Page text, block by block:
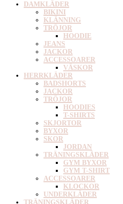
DAMKLÄDER
BIKINI
KLÄNNING
TRÖJOR
HOODIE
JEANS
JACKOR
ACCESSOARER
VÄSKOR
HERRKLÄDER
BADSHORTS
JACKOR
TRÖJOR
HOODIES
T-SHIRTS
SKJORTOR
BYXOR
SKOR
JORDAN
TRÄNINGSKLÄDER
GYM BYXOR
GYM T-SHIRT
ACCESSOARER
KLOCKOR
UNDERKLÄDER
TRÄNINGSKLÄDER